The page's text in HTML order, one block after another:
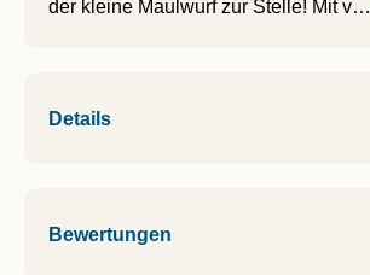
der kleine Maulwurf zur Stelle! Mit v…
Details
Bewertungen